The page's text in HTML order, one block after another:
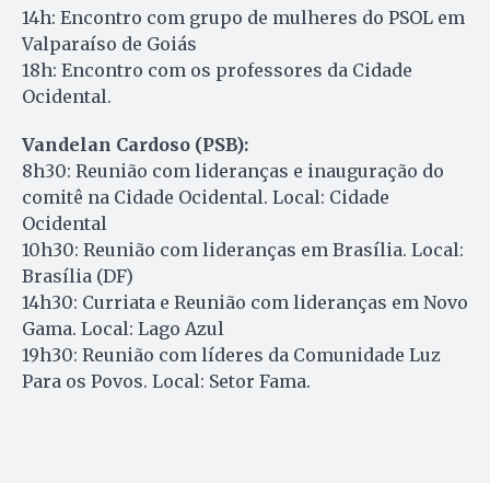
14h: Encontro com grupo de mulheres do PSOL em
Valparaíso de Goiás
18h: Encontro com os professores da Cidade
Ocidental.
Vandelan Cardoso (PSB):
8h30: Reunião com lideranças e inauguração do
comitê na Cidade Ocidental. Local: Cidade
Ocidental
10h30: Reunião com lideranças em Brasília. Local:
Brasília (DF)
14h30: Curriata e Reunião com lideranças em Novo
Gama. Local: Lago Azul
19h30: Reunião com líderes da Comunidade Luz
Para os Povos. Local: Setor Fama.